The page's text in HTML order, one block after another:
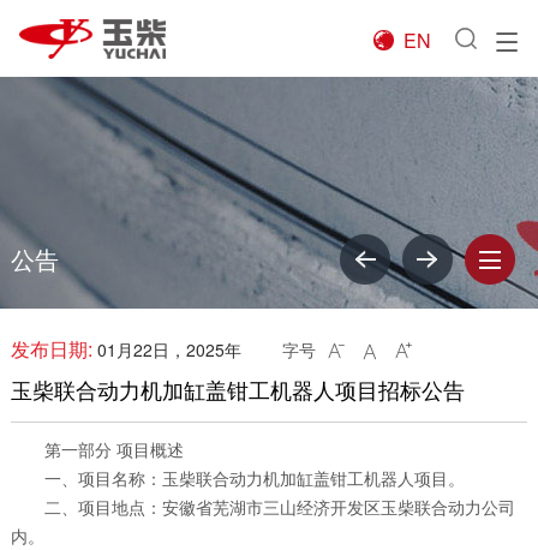

EN
公告
发布日期: 01月22日，2025年 字号   
玉柴联合动力机加缸盖钳工机器人项目招标公告
第一部分 项目概述
一、项目名称：玉柴联合动力机加缸盖钳工机器人项目。
二、项目地点：安徽省芜湖市三山经济开发区玉柴联合动力公司
内。